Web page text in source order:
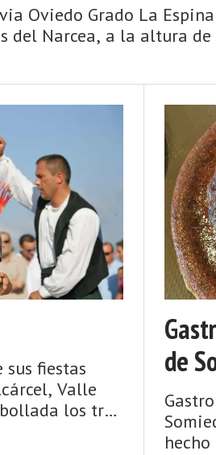
Oviedo Grado La
del Narcea, a la altura
sus fiestas
Valle
los tres
de